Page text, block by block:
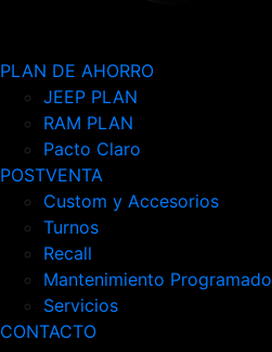
PLAN DE AHORRO
JEEP PLAN
RAM PLAN
Pacto Claro
POSTVENTA
Custom y Accesorios
Turnos
Recall
Mantenimiento Programado
Servicios
CONTACTO